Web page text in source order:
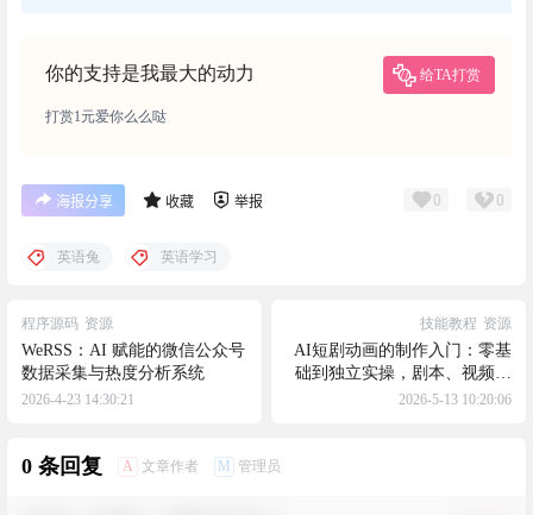
你的支持是我最大的动力 给TA打赏
打赏1元爱你么么哒
海报分享 收藏 举报 0 0
英语兔 英语学习
程序源码 资源
WeRSS：AI 赋能的微信公众号
数据采集与热度分析系统
2026-4-23 14:30:21
技能教程 资源
AI短剧动画的制作入门：零基
础到独立实操，剧本、视频、
配音音效全流程实战
2026-5-13 10:20:06
0 条回复 A 文章作者 M 管理员